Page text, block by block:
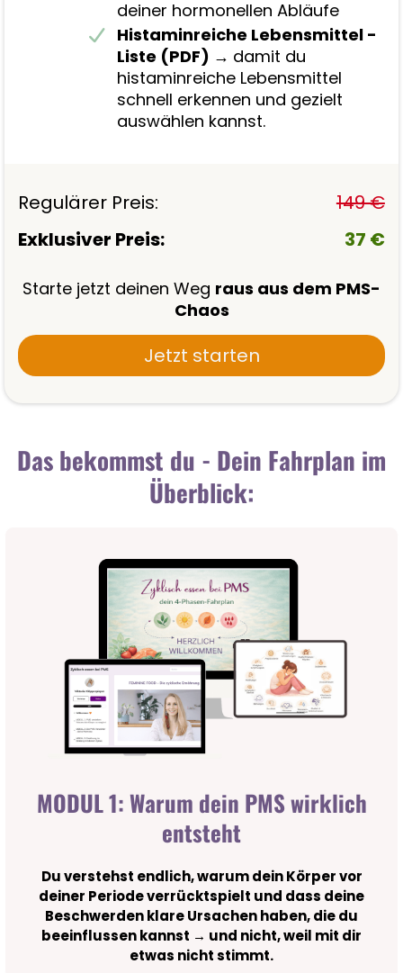
deiner hormonellen Abläufe
Histaminreiche Lebensmittel -
Liste (PDF) → damit du
histaminreiche Lebensmittel
schnell erkennen und gezielt
auswählen kannst.
Regulärer Preis:
149 €
Exklusiver Preis:
37 €
Starte jetzt deinen Weg raus aus dem PMS-
Chaos
Jetzt starten
Das bekommst du - Dein Fahrplan im
Überblick:
MODUL 1: Warum dein PMS wirklich
entsteht
Du verstehst endlich, warum dein Körper vor
deiner Periode verrücktspielt und dass deine
Beschwerden klare Ursachen haben, die du
beeinflussen kannst → und nicht, weil mit dir
etwas nicht stimmt.